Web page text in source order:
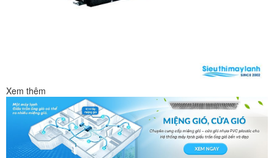
Xem thêm